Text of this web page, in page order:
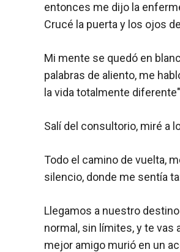
entonces me dijo la
Crucé la puerta y los ojos
Mi mente se quedó en
palabras de aliento, me
la vida totalmente diferente"
Salí del consultorio, miré a
Todo el camino de vuelta,
silencio, donde me sentía
Llegamos a nuestro
normal, sin límites, y te vas
mejor amigo murió en un